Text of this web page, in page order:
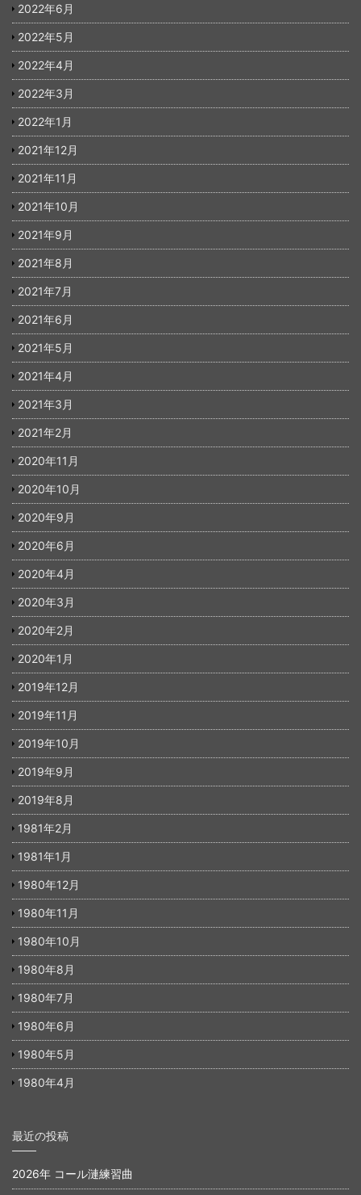
2022年6月
2022年5月
2022年4月
2022年3月
2022年1月
2021年12月
2021年11月
2021年10月
2021年9月
2021年8月
2021年7月
2021年6月
2021年5月
2021年4月
2021年3月
2021年2月
2020年11月
2020年10月
2020年9月
2020年6月
2020年4月
2020年3月
2020年2月
2020年1月
2019年12月
2019年11月
2019年10月
2019年9月
2019年8月
1981年2月
1981年1月
1980年12月
1980年11月
1980年10月
1980年8月
1980年7月
1980年6月
1980年5月
1980年4月
最近の投稿
2026年 コール漣練習曲